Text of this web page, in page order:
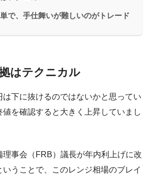
で、手仕舞いが難しいのがトレード
はテクニカル
は下に抜けるのではないかと思ってい
値を確認すると大きく上昇していまし
理事会（FRB）議長が年内利上げに改
うことで、このレンジ相場のブレイ